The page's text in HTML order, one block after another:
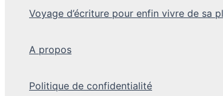
Voyage d’écriture pour enfin vivre de sa
A propos
Politique de confidentialité